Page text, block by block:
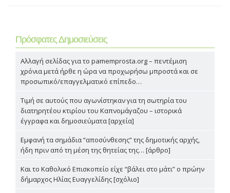
Πρόσφατες Δημοσιεύσεις
Αλλαγή σελίδας για το pamemprosta.org – πεντέμιση
χρόνια μετά ήρθε η ώρα να προχωρήσω μπροστά και σε
προσωπικό/επαγγελματικό επίπεδο…
Τιμή σε αυτούς που αγωνίστηκαν για τη σωτηρία του
διατηρητέου κτιρίου του Καπνομάγαζου – ιστορικά
έγγραφα και δημοσιεύματα [αρχεία]
Εμφανή τα σημάδια “αποσύνθεσης” της δημοτικής αρχής,
ήδη πριν από τη μέση της θητείας της… [άρθρο]
Και το Καθολικό Επισκοπείο είχε “βάλει στο μάτι” ο πρώην
δήμαρχος Ηλίας Ευαγγελίδης [σχόλιο]